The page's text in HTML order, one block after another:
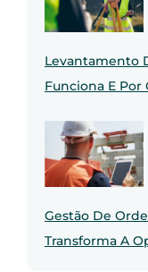
Levantamento
Funciona E Por
Gestão De
Transforma A